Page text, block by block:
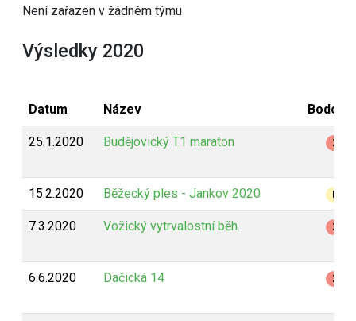
Není zařazen v žádném týmu
Výsledky 2020
Datum Název
25.1.2020 Budějovický T1 maraton Z
15.2.2020 Běžecký ples - Jankov 2020
7.3.2020 Vožický vytrvalostní běh. Z
6.6.2020 Dačická 14 Z